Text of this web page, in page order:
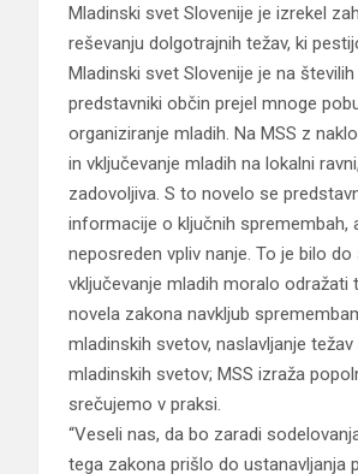
Mladinski svet Slovenije je izrekel
reševanju dolgotrajnih težav, ki
Mladinski svet Slovenije je na
predstavniki občin prejel mnoge
organiziranje mladih. Na MSS z
in vključevanje mladih na lokalni
zadovoljiva. S to novelo se
informacije o ključnih spremembah,
neposreden vpliv nanje. To je bilo
vključevanje mladih moralo odražati
novela zakona navkljub
mladinskih svetov, naslavljanje
mladinskih svetov; MSS izraža
srečujemo v praksi.
“Veseli nas, da bo zaradi
tega zakona prišlo do ustanavljanja